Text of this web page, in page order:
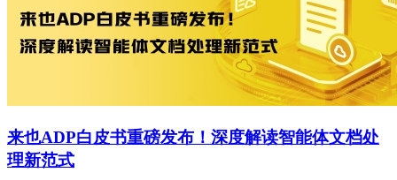
来也ADP白皮书重磅发布！深度解读智能体文档处
理新范式